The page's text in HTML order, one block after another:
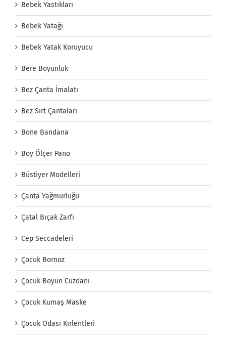
Bebek Yastıkları
Bebek Yatağı
Bebek Yatak Koruyucu
Bere Boyunluk
Bez Çanta İmalatı
Bez Sırt Çantaları
Bone Bandana
Boy Ölçer Pano
Büstiyer Modelleri
Çanta Yağmurluğu
Çatal Bıçak Zarfı
Cep Seccadeleri
Çocuk Bornoz
Çocuk Boyun Cüzdanı
Çocuk Kumaş Maske
Çocuk Odası Kırlentleri